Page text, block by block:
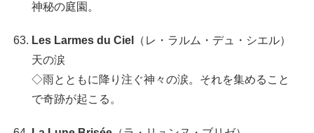
神秘の庭園。
Les Larmes du Ciel
（レ・ラルム・デュ・シエル）
天の涙
◇雨とともに降り注ぐ神々の涙。それを集めること
で奇跡が起こる。